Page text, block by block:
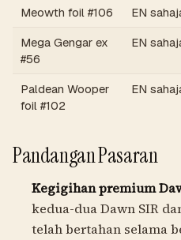
Meowth foil #106 EN
Mega Gengar ex
#56
EN
Paldean Wooper
foil #102
EN
Pandangan Pasaran
Kegigihan premium
kedua-dua Dawn SIR
telah bertahan selama